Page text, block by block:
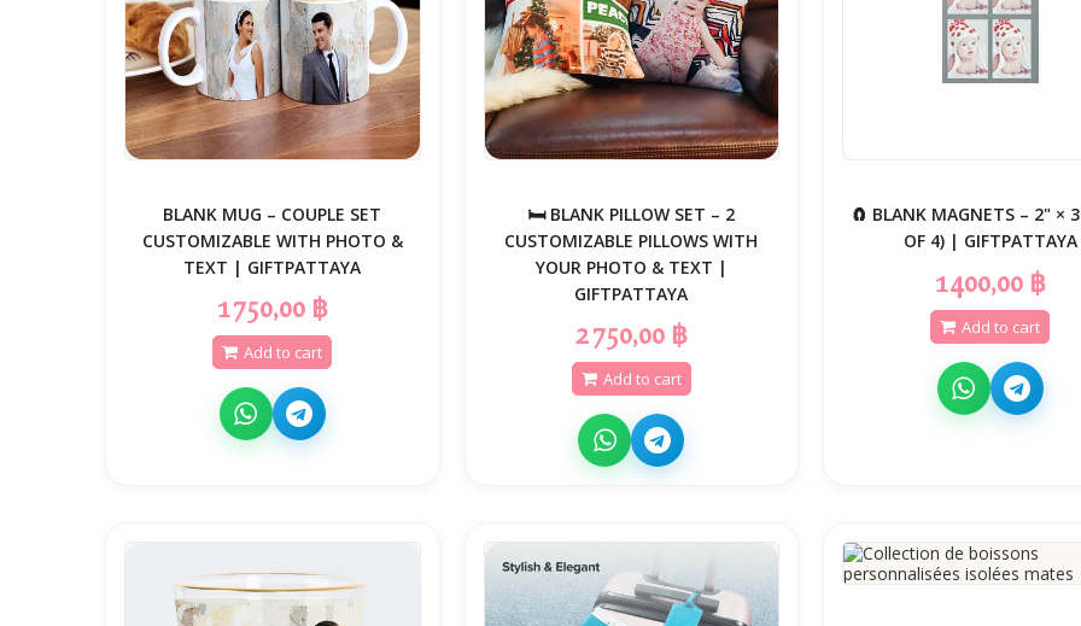
BLANK MUG – COUPLE SET
CUSTOMIZABLE WITH PHOTO &
TEXT | GIFTPATTAYA
1 750,00 ฿
Add to cart
🛏️ BLANK PILLOW SET – 2
CUSTOMIZABLE PILLOWS WITH
YOUR PHOTO & TEXT |
GIFTPATTAYA
2 750,00 ฿
Add to cart
🧲 BLANK MAGNETS – 2" ×
OF 4) | GIFTPATTAYA
1 400,00 ฿
Add to cart